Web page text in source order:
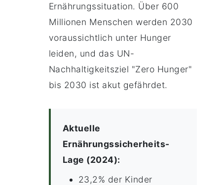
Ernährungssituation. Über 600
Millionen Menschen werden 2030
voraussichtlich unter Hunger
leiden, und das UN-
Nachhaltigkeitsziel "Zero Hunger"
bis 2030 ist akut gefährdet.
Aktuelle
Ernährungssicherheits-
Lage (2024):
23,2% der Kinder